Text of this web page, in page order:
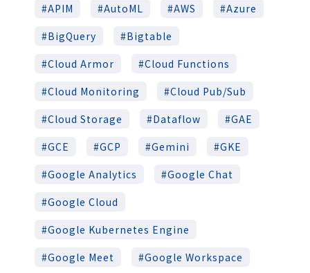
APIM
AutoML AWS
Azure
BigQuery
Bigtable
Cloud Armor
Cloud Functions
Cloud Monitoring
Cloud Pub/Sub
Cloud Storage
Dataflow
GAE
GCE
GCP Gemini
GKE
Google Analytics
Google Chat
Google Cloud
Google Kubernetes Engine
Google Meet
Google Workspace